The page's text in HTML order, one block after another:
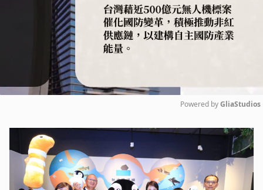
Mute
Powered by GliaStudios